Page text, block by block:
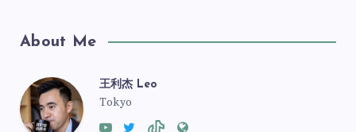
About Me
王利杰 Leo
Tokyo